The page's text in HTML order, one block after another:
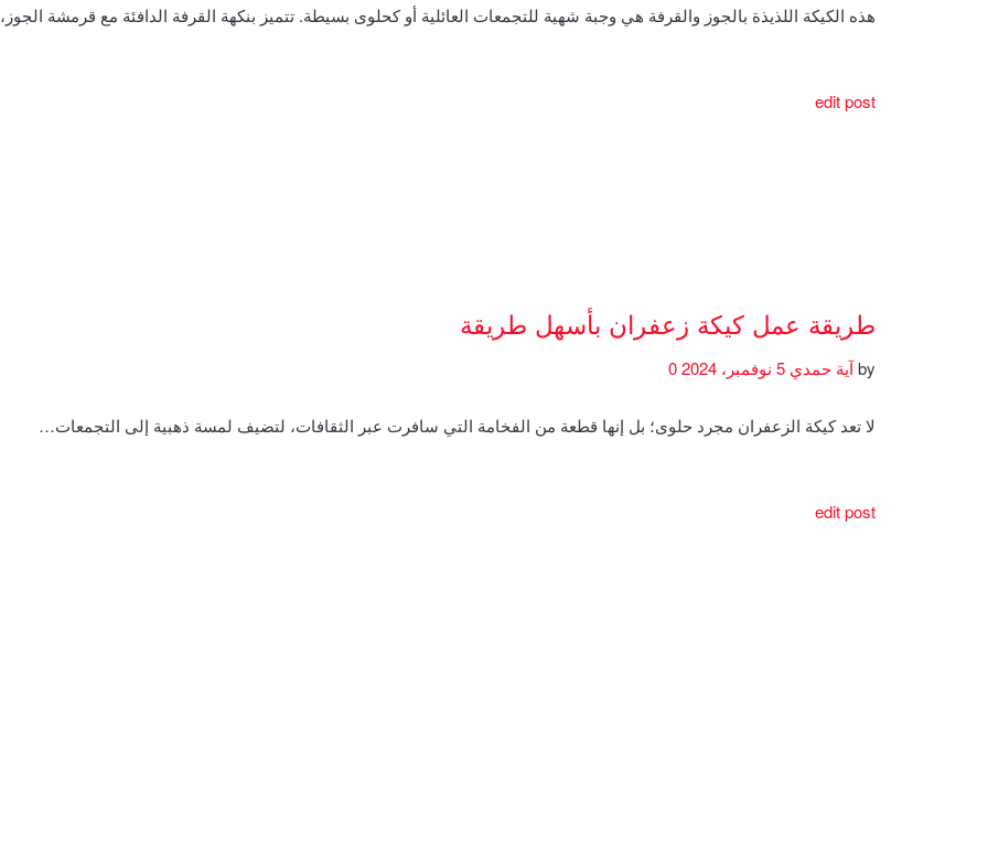
هذه الكيكة اللذيذة بالجوز والقرفة هي وجبة شهية للتجمعات العائلية أو كحلوى بسيطة. تتميز بنكهة القرفة الدافئة مع قرمشة
edit post
طريقة عمل كيكة زعفران بأسهل طريقة
byآية حمدي
لا تعد كيكة الزعفران مجرد حلوى؛ بل إنها قطعة من الفخامة التي سافرت عبر الثقافات، لتضيف لمسة ذهبية إلى التجمعات…
edit post